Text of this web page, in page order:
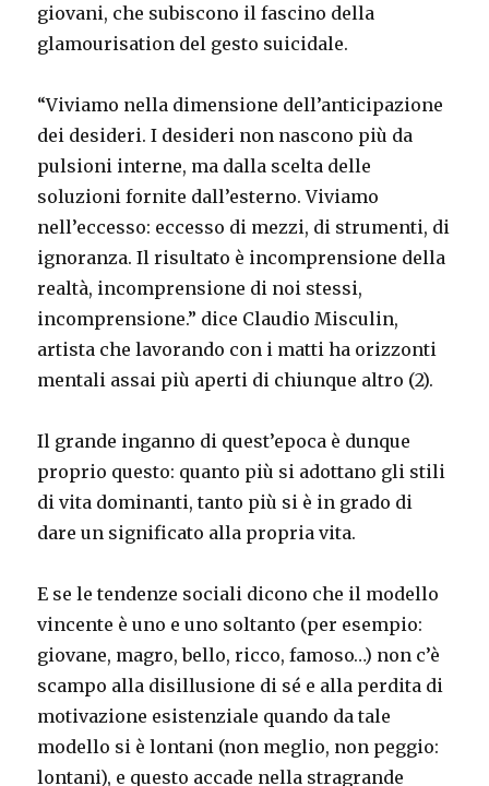
giovani, che subiscono il fascino della
glamourisation del gesto suicidale.
“Viviamo nella dimensione dell’anticipazione
dei desideri. I desideri non nascono più da
pulsioni interne, ma dalla scelta delle
soluzioni fornite dall’esterno. Viviamo
nell’eccesso: eccesso di mezzi, di strumenti, di
ignoranza. Il risultato è incomprensione della
realtà, incomprensione di noi stessi,
incomprensione.” dice Claudio Misculin,
artista che lavorando con i matti ha orizzonti
mentali assai più aperti di chiunque altro (2).
Il grande inganno di quest’epoca è dunque
proprio questo: quanto più si adottano gli stili
di vita dominanti, tanto più si è in grado di
dare un significato alla propria vita.
E se le tendenze sociali dicono che il modello
vincente è uno e uno soltanto (per esempio:
giovane, magro, bello, ricco, famoso…) non c’è
scampo alla disillusione di sé e alla perdita di
motivazione esistenziale quando da tale
modello si è lontani (non meglio, non peggio:
lontani), e questo accade nella stragrande